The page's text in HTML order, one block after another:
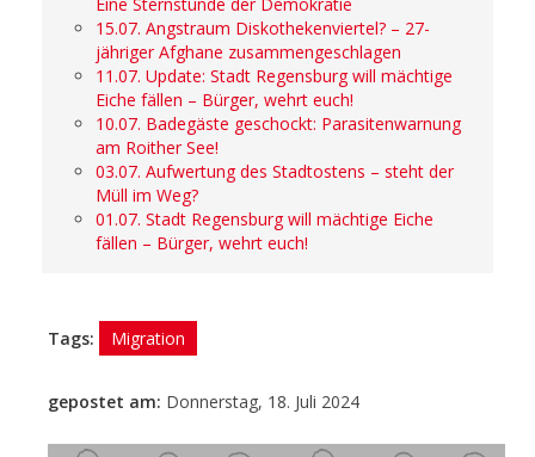
15.07. Angstraum Diskothekenviertel? – 27-
jähriger Afghane zusammengeschlagen
11.07. Update: Stadt Regensburg will mächtige
Eiche fällen – Bürger, wehrt euch!
10.07. Badegäste geschockt: Parasitenwarnung
am Roither See!
03.07. Aufwertung des Stadtostens – steht der
Müll im Weg?
01.07. Stadt Regensburg will mächtige Eiche
fällen – Bürger, wehrt euch!
Tags: Migration
gepostet am: Donnerstag, 18. Juli 2024